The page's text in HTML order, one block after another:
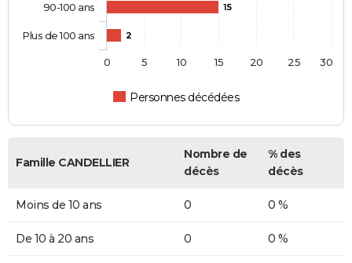
15
2
Personnes décédées
90-100 ans
Plus de 100 ans
0 5 10 15 20 25 30
Famille CANDELLIER
Nombre de
décès
% des
décès
Moins de 10 ans 0 0 %
De 10 à 20 ans 0 0 %